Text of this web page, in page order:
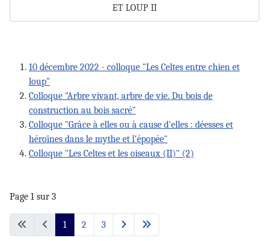
ET LOUP II
10 décembre 2022 - colloque "Les Celtes entre chien et
loup"
Colloque "Arbre vivant, arbre de vie. Du bois de
construction au bois sacré"
Colloque "Grâce à elles ou à cause d'elles : déesses et
héroïnes dans le mythe et l'épopée"
Colloque "Les Celtes et les oiseaux (II)" (2)
Page 1 sur 3
1 2 3